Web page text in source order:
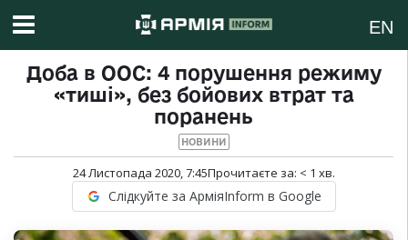
EN
Доба в ООС: 4 порушення режиму
«тиші», без бойових втрат та
поранень
НОВИНИ
24 Листопада 2020, 7:45Прочитаєте за: < 1 хв.
Слідкуйте за АрміяInform в Google